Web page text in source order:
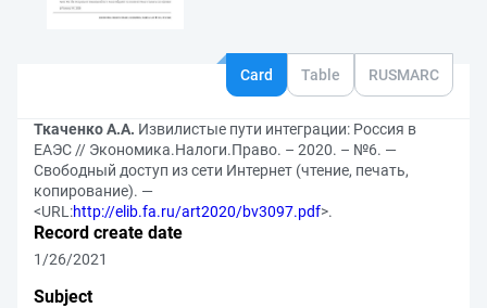
Card Table RUSMARC
Ткаченко А.А. Извилистые пути интеграции: Россия в
ЕАЭС // Экономика.Налоги.Право. – 2020. – №6. —
Свободный доступ из сети Интернет (чтение, печать,
копирование). —
<URL:http://elib.fa.ru/art2020/bv3097.pdf>.
Record create date
1/26/2021
Subject